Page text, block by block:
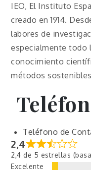
IEO, El Instituto
creado en 1914.
labores de
especialmente todo
conocimiento
métodos
Teléfono de
2,4
2,4 de 5 estrellas
Excelente